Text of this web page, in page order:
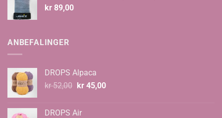
kr 89,00
ANBEFALINGER
DROPS Alpaca
kr52,00 Opprinnelig
kr45,00Nåværende
DROPS Air